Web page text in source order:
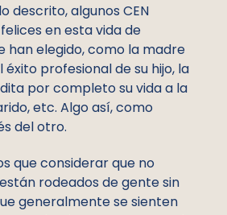
descrito, algunos CEN
en esta vida de
han elegido, como la madre
éxito profesional de su hijo, la
por completo su vida a la
etc. Algo así, como
del otro.
que considerar que no
rodeados de gente sin
generalmente se sienten